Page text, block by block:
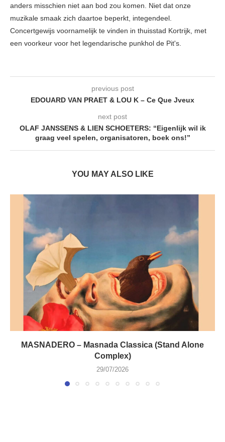
anders misschien niet aan bod zou komen. Niet dat onze
muzikale smaak zich daartoe beperkt, integendeel.
Concertgewijs voornamelijk te vinden in thuisstad Kortrijk, met
een voorkeur voor het legendarische punkhol de Pit's.
previous post
EDOUARD VAN PRAET & LOU K – Ce Que Jveux
next post
OLAF JANSSENS & LIEN SCHOETERS: “Eigenlijk wil ik
graag veel spelen, organisatoren, boek ons!”
YOU MAY ALSO LIKE
MASNADERO – Masnada Classica (Stand Alone
Complex)
29/07/2026